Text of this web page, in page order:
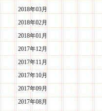
2018年03月
2018年02月
2018年01月
2017年12月
2017年11月
2017年10月
2017年09月
2017年08月